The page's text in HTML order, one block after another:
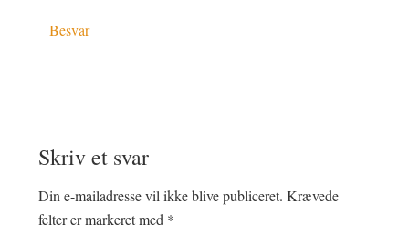
Besvar
Skriv et svar
Din e-mailadresse vil ikke blive publiceret. Krævede
felter er markeret med *